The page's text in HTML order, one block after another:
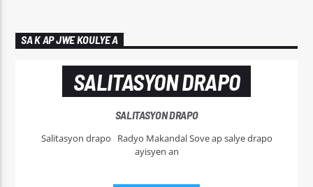
SA K AP JWE KOULYE A
SALITASYON DRAPO
SALITASYON DRAPO
Salitasyon drapo Radyo Makandal Sove ap salye drapo
ayisyen an